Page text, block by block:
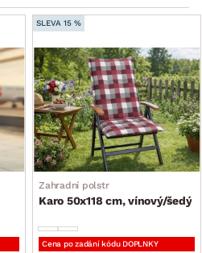
SLEVA 15 %
Zahradní polstr
Karo 50x118 cm, vínový/šedý
Cena po zadání kódu DOPLNKY